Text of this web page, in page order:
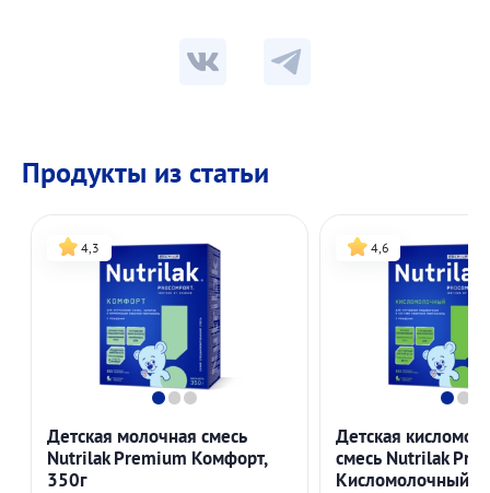
Продукты из статьи
4,3
Детская молочная смесь
Nutrilak Premium Комфорт,
350г
4,6
Детская
смесь Nutrilak
Кисломолочный,